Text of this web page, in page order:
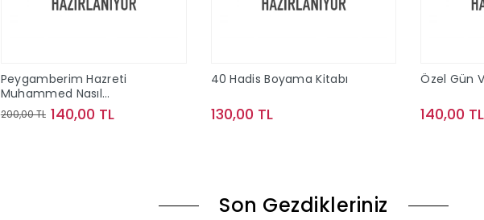
Peygamberim Hazreti
Muhammed Nasıl
Biriydi?;Eren'in Akıllıca
Soruları
200,00 TL 140,00 TL
40 Hadis Boyama Kitabı
130,00 TL
Özel Gün
140,00 TL
Son Gezdikleriniz